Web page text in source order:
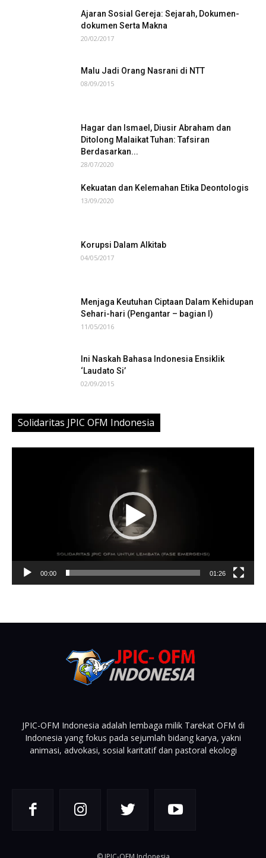
Ajaran Sosial Gereja: Sejarah, Dokumen-
dokumen Serta Makna
20/02/2017
Malu Jadi Orang Nasrani di NTT
08/09/2015
Hagar dan Ismael, Diusir Abraham dan
Ditolong Malaikat Tuhan: Tafsiran
Berdasarkan...
28/07/2020
Kekuatan dan Kelemahan Etika Deontologis
13/09/2020
Korupsi Dalam Alkitab
04/05/2017
Menjaga Keutuhan Ciptaan Dalam Kehidupan
Sehari-hari (Pengantar – bagian I)
11/05/2016
Ini Naskah Bahasa Indonesia Ensiklik
‘Laudato Si’
02/09/2015
Solidaritas JPIC OFM Indonesia
00:00 01:26
JPIC-OFM Indonesia adalah lembaga milik Tarekat OFM di
Indonesia yang fokus pada sejumlah bidang karya, yakni
animasi, advokasi, sosial karitatif dan pastoral ekologi